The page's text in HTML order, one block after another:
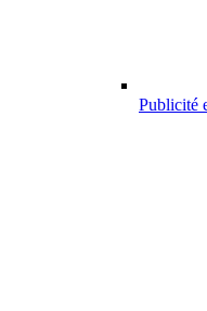
Publicité